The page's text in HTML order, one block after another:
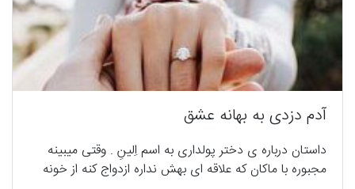
آدم دزدی به بهانه عشق
داستان درباره ی دختر پولداری به اسم اِلينِ . وقتی میبینه
مجبوره با ماکان که علاقه ای بهش نداره ازدواج کنه از خونه